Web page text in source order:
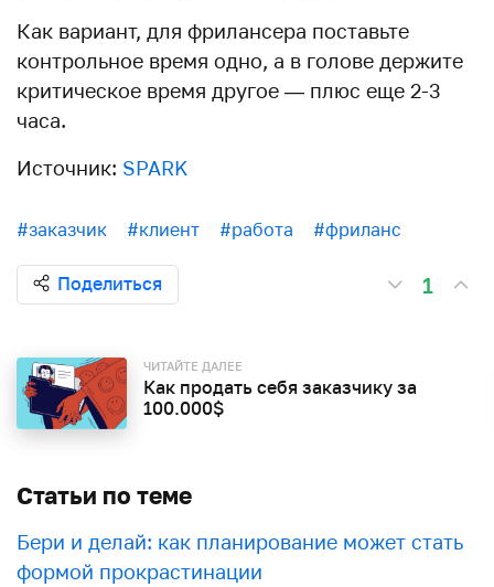
Как вариант, для фрилансера поставьте
контрольное время одно, а в голове держите
критическое время другое — плюс еще 2-3
часа.
Источник: SPARK
#заказчик #клиент #работа #фриланс
Поделиться 1
ЧИТАЙТЕ ДАЛЕЕ
Как продать себя заказчику за
100.000$
Статьи по теме
Бери и делай: как планирование может стать
формой прокрастинации